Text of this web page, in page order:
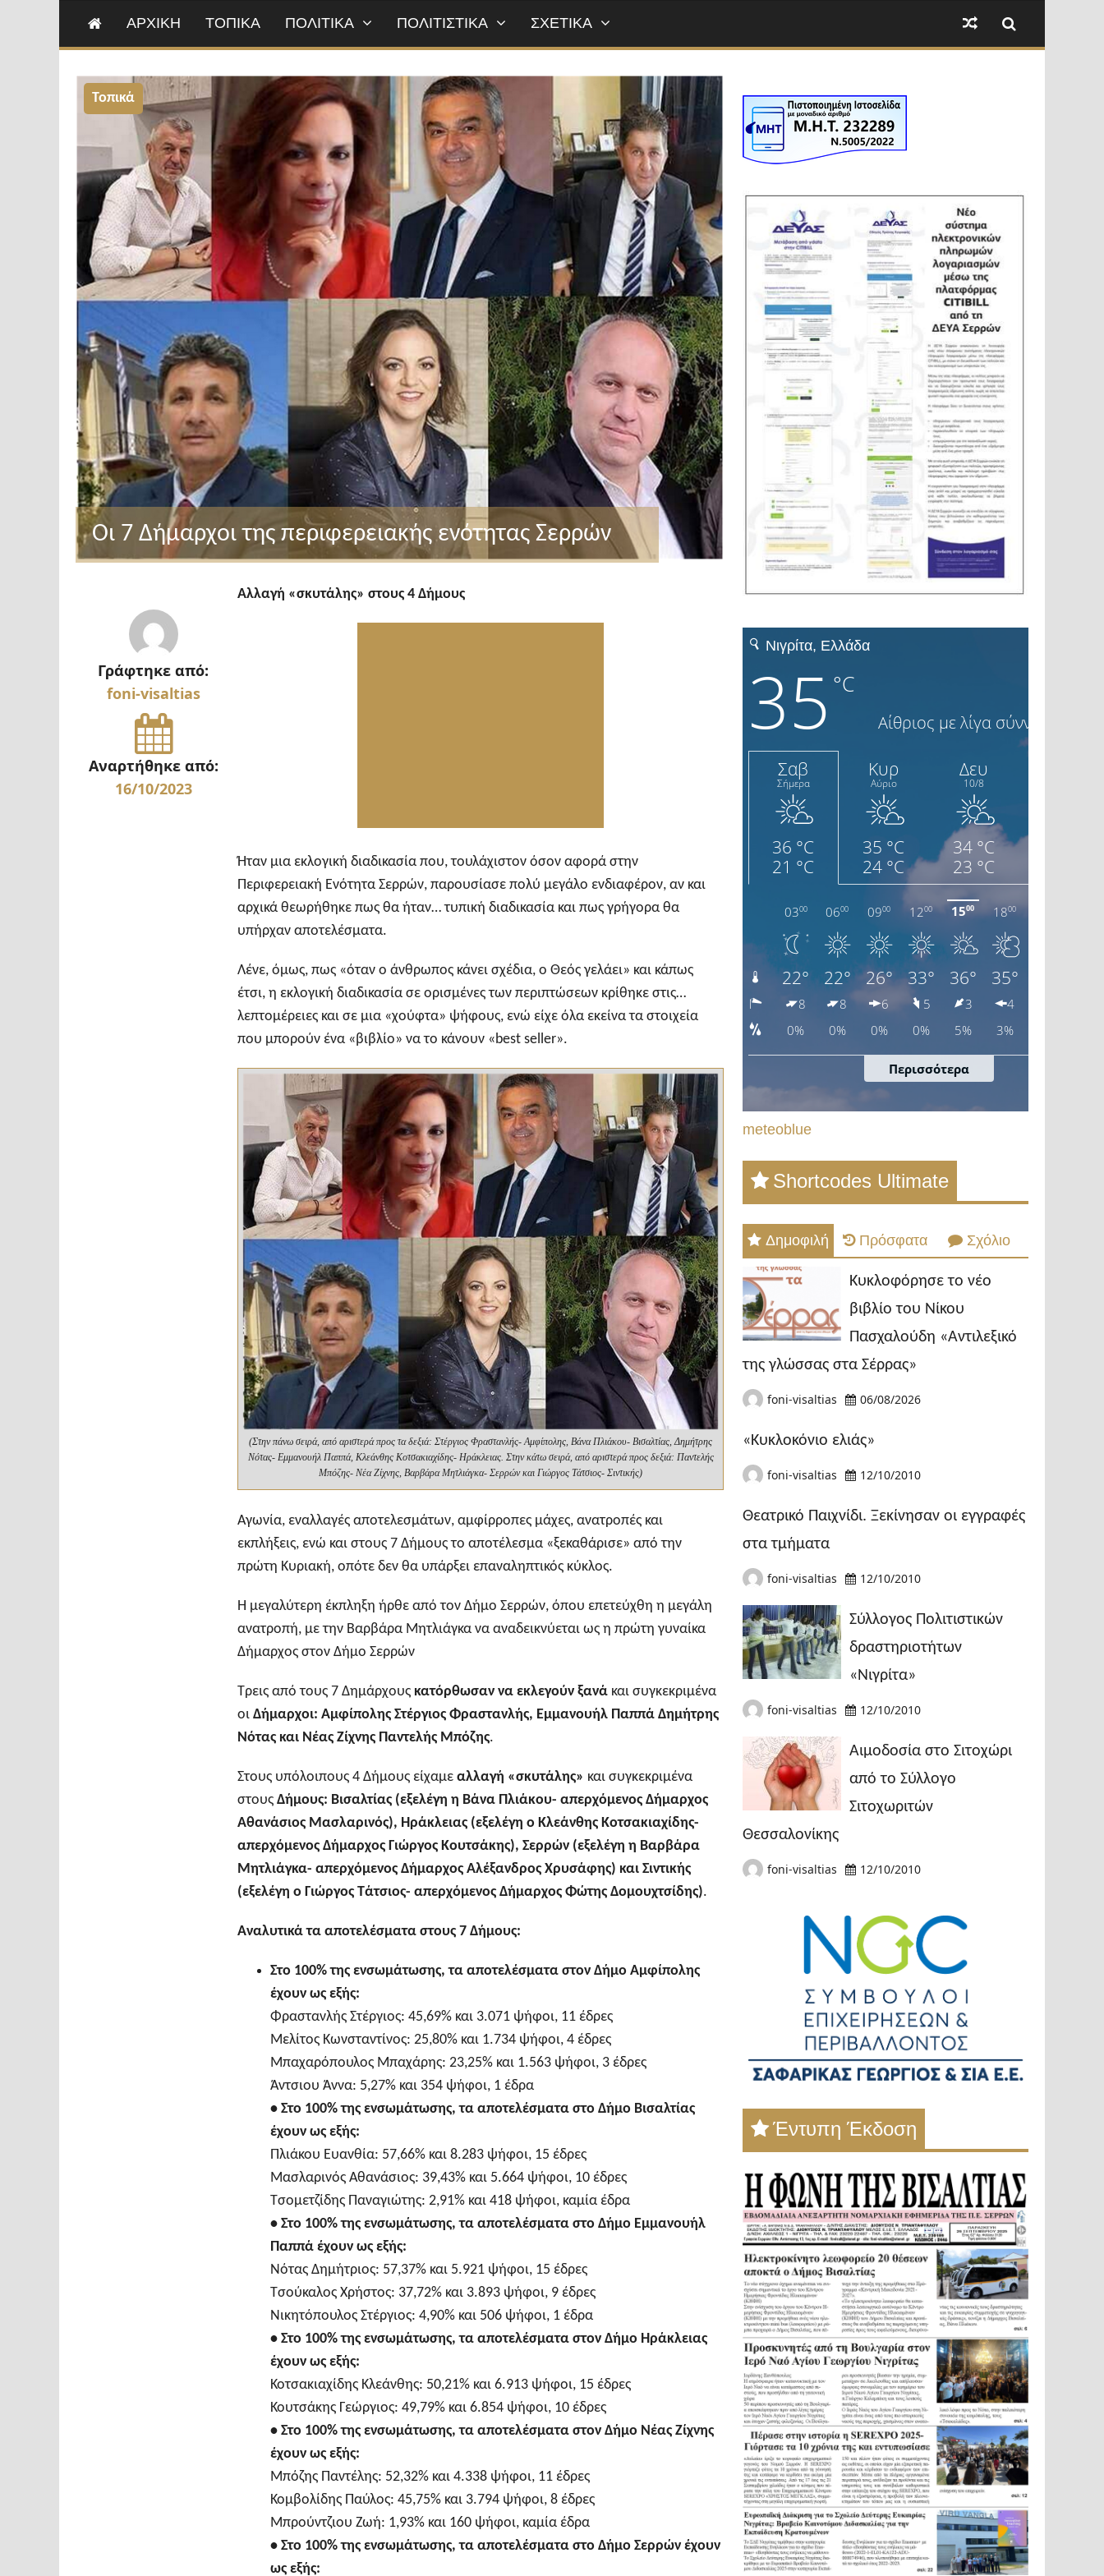
ΑΡΧΙΚΗ ΤΟΠΙΚΑ ΠΟΛΙΤΙΚΑ ΠΟΛΙΤΙΣΤΙΚΑ ΣΧΕΤΙΚΑ
Τοπικά
Οι 7 Δήμαρχοι της περιφερειακής ενότητας Σερρών
Γράφτηκε από:
foni-visaltias
Αναρτήθηκε από:
16/10/2023
Αλλαγή «σκυτάλης»στους 4 Δήμους
Ήταν μια εκλογική διαδικασία που, τουλάχιστον όσον αφορά στην
Περιφερειακή Ενότητα Σερρών, παρουσίασε πολύ μεγάλο ενδιαφέρον, αν και
αρχικά θεωρήθηκε πως θα ήταν… τυπική διαδικασία και πως γρήγορα θα
υπήρχαν αποτελέσματα.
Λένε, όμως, πως «όταν ο άνθρωπος κάνει σχέδια, ο Θεός γελάει» και κάπως
έτσι, η εκλογική διαδικασία σε ορισμένες των περιπτώσεων κρίθηκε στις…
λεπτομέρειες και σε μια «χούφτα» ψήφους, ενώ είχε όλα εκείνα τα στοιχεία
που μπορούν ένα «βιβλίο» να το κάνουν «best seller».
(Στην πάνω σειρά, από αριστερά προς τα δεξιά: Στέργιος Φραστανλής- Αμφίπολης, Βάνα Πλιάκου- Βισαλτίας, Δημήτρης
Νότας- Εμμανουήλ Παππά, Κλεάνθης Κοτσακιαχίδης- Ηράκλειας. Στην κάτω σειρά, από αριστερά προς δεξιά: Παντελής
Μπόζης- Νέα Ζίχνης, Βαρβάρα Μητλιάγκα- Σερρών και Γιώργος Τάτσιος- Σιντικής)
Αγωνία, εναλλαγές αποτελεσμάτων, αμφίρροπες μάχες, ανατροπές και
εκπλήξεις, ενώ και στους 7 Δήμους το αποτέλεσμα «ξεκαθάρισε» από την
πρώτη Κυριακή, οπότε δεν θα υπάρξει επαναληπτικός κύκλος.
Η μεγαλύτερη έκπληξη ήρθε από τον Δήμο Σερρών, όπου επετεύχθη η μεγάλη
ανατροπή, με την Βαρβάρα Μητλιάγκα να αναδεικνύεται ως η πρώτη γυναίκα
Δήμαρχος στον Δήμο Σερρών
Τρεις από τους 7 Δημάρχους κατόρθωσαν να εκλεγούν ξανά και συγκεκριμένα
οιΔήμαρχοι: Αμφίπολης Στέργιος Φραστανλής, Εμμανουήλ Παππά Δημήτρης
Νότας και Νέας Ζίχνης Παντελής Μπόζης.
Στους υπόλοιπους 4 Δήμους είχαμεαλλαγή «σκυτάλης» και συγκεκριμένα
στουςΔήμους: Βισαλτίας (εξελέγη η Βάνα Πλιάκου- απερχόμενος Δήμαρχος
Αθανάσιος Μασλαρινός), Ηράκλειας (εξελέγη ο Κλεάνθης Κοτσακιαχίδης-
απερχόμενος Δήμαρχος Γιώργος Κουτσάκης), Σερρών (εξελέγη η Βαρβάρα
Μητλιάγκα- απερχόμενος Δήμαρχος Αλέξανδρος Χρυσάφης) και Σιντικής
(εξελέγη ο Γιώργος Τάτσιος- απερχόμενος Δήμαρχος Φώτης Δομουχτσίδης).
Αναλυτικά τα αποτελέσματα στους 7 Δήμους:
Στο 100% της ενσωμάτωσης, τα αποτελέσματα στον Δήμο Αμφίπολης
έχουν ως εξής:
Φραστανλής Στέργιος: 45,69% και 3.071 ψήφοι, 11 έδρες
Μελίτος Κωνσταντίνος: 25,80% και 1.734 ψήφοι, 4 έδρες
Μπαχαρόπουλος Μπαχάρης: 23,25% και 1.563 ψήφοι, 3 έδρες
Άντσιου Άννα: 5,27% και 354 ψήφοι, 1 έδρα
•Στο 100% της ενσωμάτωσης, τα αποτελέσματα στο Δήμο Βισαλτίας
έχουν ως εξής:
Πλιάκου Ευανθία: 57,66% και 8.283 ψήφοι, 15 έδρες
Μασλαρινός Αθανάσιος: 39,43% και 5.664 ψήφοι, 10 έδρες
Τσομετζίδης Παναγιώτης: 2,91% και 418 ψήφοι, καμία έδρα
•Στο 100% της ενσωμάτωσης, τα αποτελέσματα στο Δήμο Εμμανουήλ
Παππά έχουν ως εξής:
Νότας Δημήτριος: 57,37% και 5.921 ψήφοι, 15 έδρες
Τσούκαλος Χρήστος: 37,72% και 3.893 ψήφοι, 9 έδρες
Νικητόπουλος Στέργιος: 4,90% και 506 ψήφοι, 1 έδρα
•Στο 100% της ενσωμάτωσης, τα αποτελέσματα στον Δήμο Ηράκλειας
έχουν ως εξής:
Κοτσακιαχίδης Κλεάνθης: 50,21% και 6.913 ψήφοι, 15 έδρες
Κουτσάκης Γεώργιος: 49,79% και 6.854 ψήφοι, 10 έδρες
•Στο 100% της ενσωμάτωσης, τα αποτελέσματα στον Δήμο Νέας Ζίχνης
έχουν ως εξής:
Μπόζης Παντέλης: 52,32% και 4.338 ψήφοι, 11 έδρες
Κομβολίδης Παύλος: 45,75% και 3.794 ψήφοι, 8 έδρες
Μπρούντζιου Ζωή: 1,93% και 160 ψήφοι, καμία έδρα
•Στο 100% της ενσωμάτωσης, τα αποτελέσματα στο Δήμο Σερρών έχουν
ως εξής:
meteoblue
Shortcodes Ultimate
Δημοφιλή Πρόσφατα Σχόλιο
Κυκλοφόρησε το νέο
βιβλίο του Νίκου
Πασχαλούδη «Αντιλεξικό
της γλώσσας στα Σέρρας»
foni-visaltias 06/08/2026
«Κυκλοκόνιο ελιάς»
foni-visaltias 12/10/2010
Θεατρικό Παιχνίδι. Ξεκίνησαν οι εγγραφές
στα τμήματα
foni-visaltias 12/10/2010
Σύλλογος Πολιτιστικών
δραστηριοτήτων
«Νιγρίτα»
foni-visaltias 12/10/2010
Αιμοδοσία στο Σιτοχώρι
από το Σύλλογο
Σιτοχωριτών
Θεσσαλονίκης
foni-visaltias 12/10/2010
Έντυπη Έκδοση